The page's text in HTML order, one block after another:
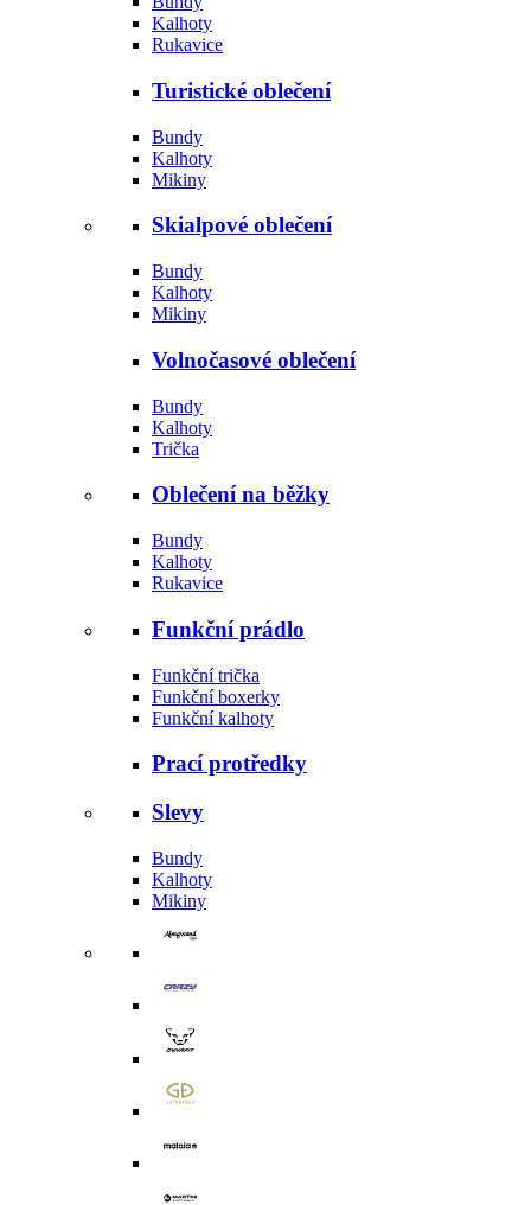
Kalhoty
Rukavice
Turistické oblečení
Bundy
Kalhoty
Mikiny
Skialpové oblečení
Bundy
Kalhoty
Mikiny
Volnočasové oblečení
Bundy
Kalhoty
Trička
Oblečení na běžky
Bundy
Kalhoty
Rukavice
Funkční prádlo
Funkční trička
Funkční boxerky
Funkční kalhoty
Prací protředky
Slevy
Bundy
Kalhoty
Mikiny